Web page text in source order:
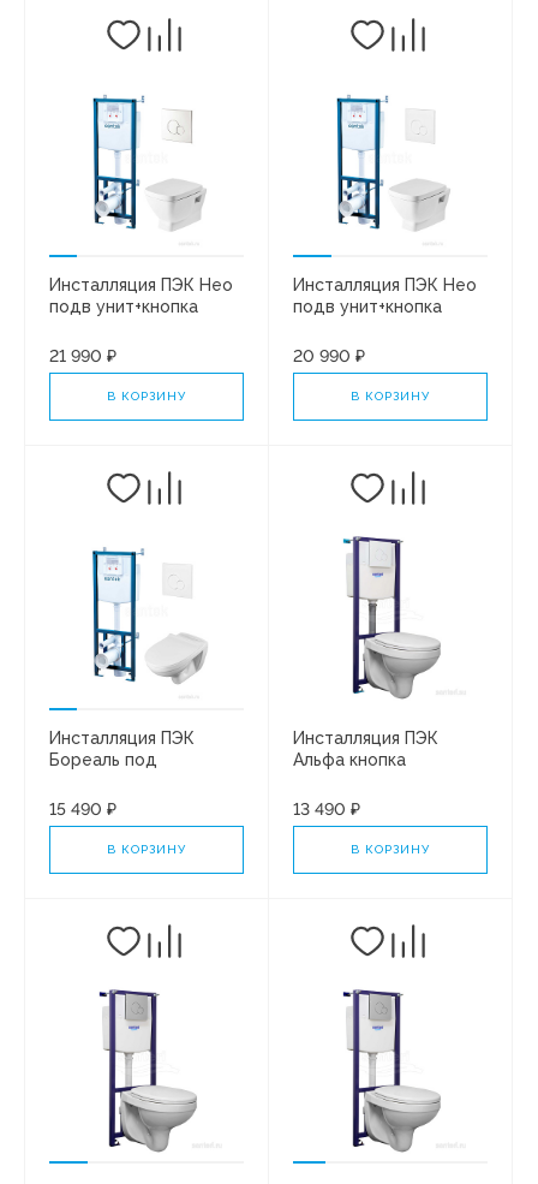
Инсталляция ПЭК Нео
подв унит+кнопка
1WH501543
21 990 ₽
В КОРЗИНУ
Инсталляция ПЭК Нео
подв унит+кнопка
с 1WH302463
20 990 ₽
В КОРЗИНУ
Инсталляция ПЭК
Бореаль под
сиденье SC б/с
1WH302464
15 490 ₽
В КОРЗИНУ
Инсталляция ПЭК
Альфа кнопка
Микролифта
13 490 ₽
В КОРЗИНУ